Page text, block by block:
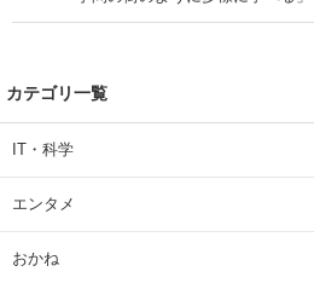
| 大学 ねとらぼリサーチ
カテゴリ一覧
IT・科学
エンタメ
おかね